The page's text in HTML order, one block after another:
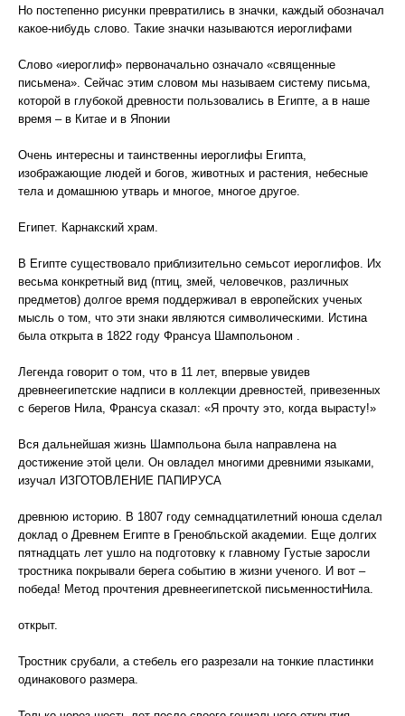
Но постепенно рисунки превратились в значки, каждый обозначал
какое-нибудь слово. Такие значки называются иероглифами
Слово «иероглиф» первоначально означало «священные
письмена». Сейчас этим словом мы называем систему письма,
которой в глубокой древности пользовались в Египте, а в наше
время – в Китае и в Японии
Очень интересны и таинственны иероглифы Египта,
изображающие людей и богов, животных и растения, небесные
тела и домашнюю утварь и многое, многое другое.
Египет. Карнакский храм.
В Египте существовало приблизительно семьсот иероглифов. Их
весьма конкретный вид (птиц, змей, человечков, различных
предметов) долгое время поддерживал в европейских ученых
мысль о том, что эти знаки являются символическими. Истина
была открыта в 1822 году Франсуа Шампольоном .
Легенда говорит о том, что в 11 лет, впервые увидев
древнеегипетские надписи в коллекции древностей, привезенных
с берегов Нила, Франсуа сказал: «Я прочту это, когда вырасту!»
Вся дальнейшая жизнь Шампольона была направлена на
достижение этой цели. Он овладел многими древними языками,
изучал ИЗГОТОВЛЕНИЕ ПАПИРУСА
древнюю историю. В 1807 году семнадцатилетний юноша сделал
доклад о Древнем Египте в Гренобльской академии. Еще долгих
пятнадцать лет ушло на подготовку к главному Густые заросли
тростника покрывали берега событию в жизни ученого. И вот –
победа! Метод прочтения древнеегипетской письменностиНила.
открыт.
Тростник срубали, а стебель его разрезали на тонкие пластинки
одинакового размера.